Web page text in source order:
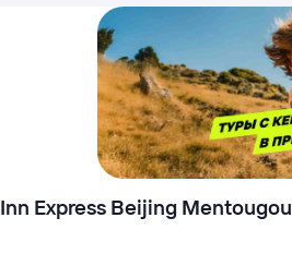
Express Beijing Mentougou